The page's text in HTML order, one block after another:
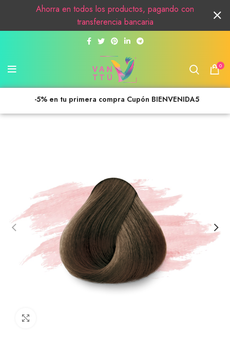
0
-5% en tu primera compra Cupón BIENVENIDA5
Ahorra en todos los productos, pagando con
transferencia bancaria